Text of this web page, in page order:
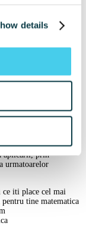
details
solutii
etapa nationala a
si s-au clasat in
la finalul
aplicarii, prin
urmatoarelor
ce iti place cel mai
tine matematica